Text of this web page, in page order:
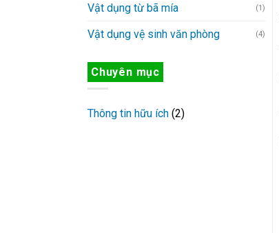
Vật dụng từ bã mía (1)
Vật dụng vệ sinh văn phòng (4)
Chuyên mục
Thông tin hữu ích (2)